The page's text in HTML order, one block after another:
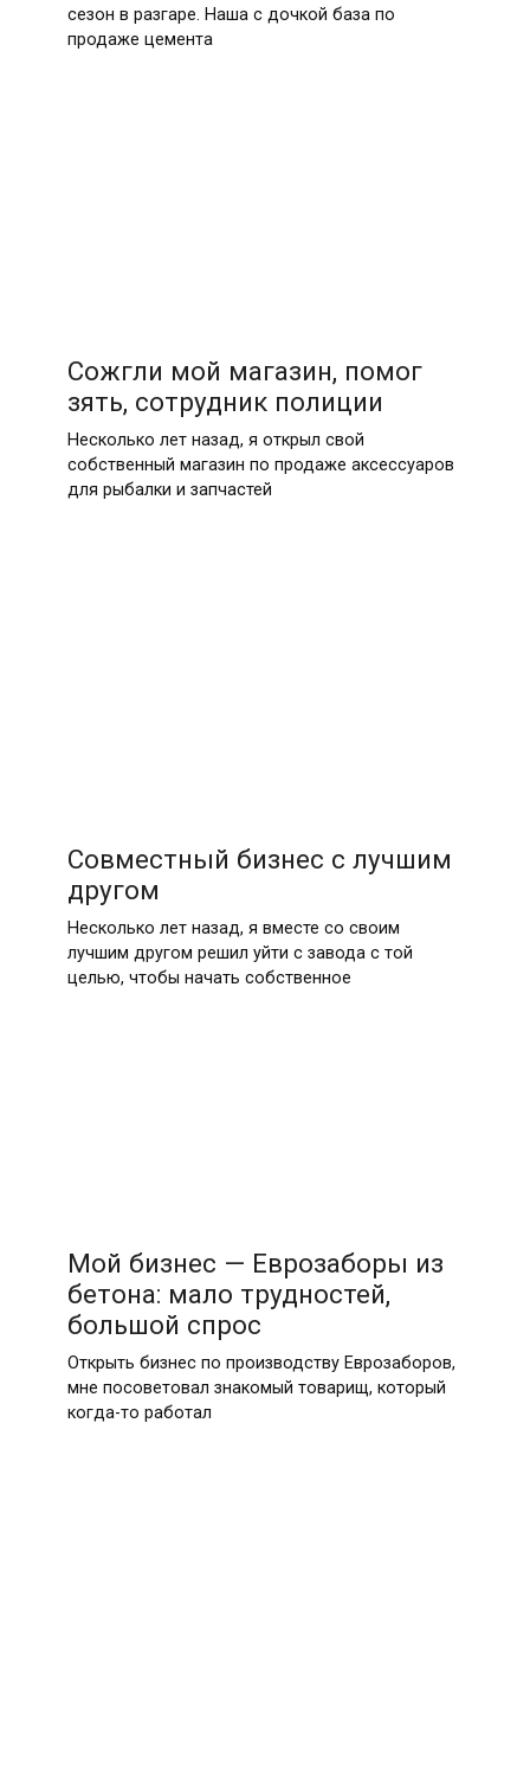
сезон в разгаре. Наша с дочкой база по
продаже цемента
Сожгли мой магазин, помог
зять, сотрудник полиции
Несколько лет назад, я открыл свой
собственный магазин по продаже аксессуаров
для рыбалки и запчастей
Совместный бизнес с лучшим
другом
Несколько лет назад, я вместе со своим
лучшим другом решил уйти с завода с той
целью, чтобы начать собственное
Мой бизнес — Еврозаборы из
бетона: мало трудностей,
большой спрос
Открыть бизнес по производству Еврозаборов,
мне посоветовал знакомый товарищ, который
когда-то работал